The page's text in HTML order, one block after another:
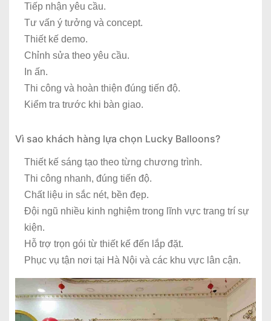
Tiếp nhận yêu cầu.
Tư vấn ý tưởng và concept.
Thiết kế demo.
Chỉnh sửa theo yêu cầu.
In ấn.
Thi công và hoàn thiện đúng tiến độ.
Kiểm tra trước khi bàn giao.
Vì sao khách hàng lựa chọn Lucky Balloons?
Thiết kế sáng tạo theo từng chương trình.
Thi công nhanh, đúng tiến độ.
Chất liệu in sắc nét, bền đẹp.
Đội ngũ nhiều kinh nghiệm trong lĩnh vực trang trí sự
kiện.
Hỗ trợ trọn gói từ thiết kế đến lắp đặt.
Phục vụ tận nơi tại Hà Nội và các khu vực lân cận.